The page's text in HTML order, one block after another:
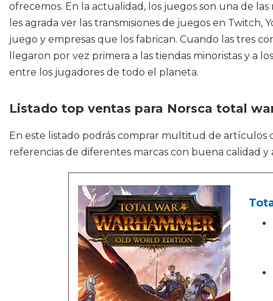
ofrecemos. En la actualidad, los juegos son una de
les agrada ver las transmisiones de juegos en
juego y empresas que los fabrican. Cuando las tres
llegaron por vez primera a las tiendas minoristas y
entre los jugadores de todo el planeta.
Listado top ventas para Norsca total
En este listado podrás comprar multitud de artículos
referencias de diferentes marcas con buena calidad